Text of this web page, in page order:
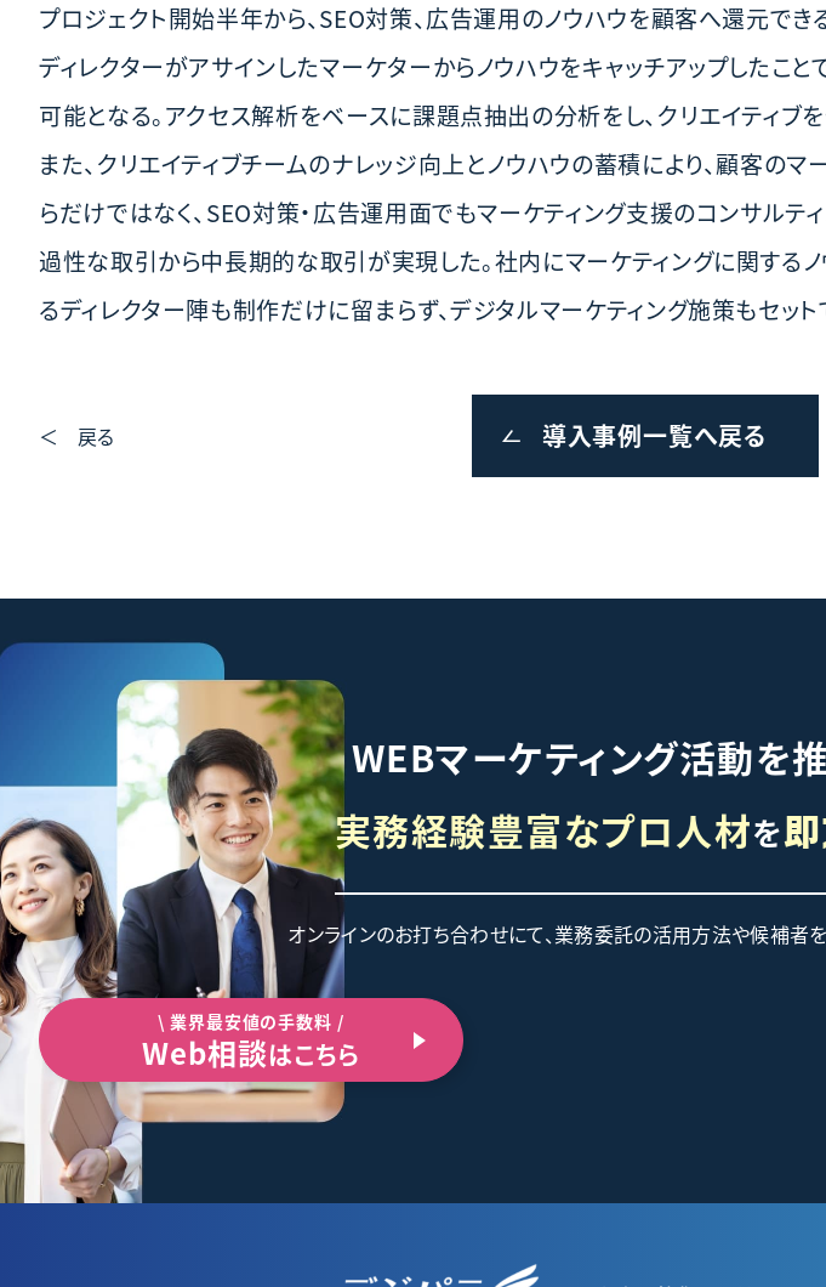
プロジェクト開始半年から、SEO対策、広告運用のノウハウを顧客へ還元でき
ディレクターがアサインしたマーケターからノウハウをキャッチアップした
可能となる。アクセス解析をベースに課題点抽出の分析をし、クリエイティブ
また、クリエイティブチームのナレッジ向上とノウハウの蓄積により、顧客の
らだけではなく、SEO対策・広告運用面でもマーケティング支援のコンサルテ
過性な取引から中長期的な取引が実現した。社内にマーケティングに関するノ
るディレクター陣も制作だけに留まらず、デジタルマーケティング施策もセッ
導入事例一覧へ戻る
＜ 戻る
WEBマーケティング活動を
実務経験豊富なプロ人材を即
オンラインのお打ち合わせにて、業務委託の活用方法や候補者
\ 業界最安値の手数料 /
Web相談はこちら